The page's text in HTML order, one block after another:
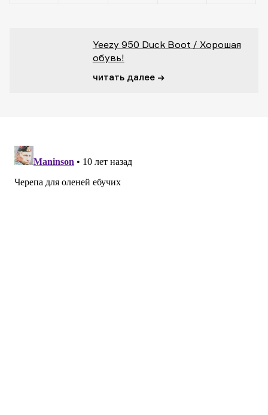
Yeezy 950 Duck Boot / Хорошая
обувь!
читать далее →